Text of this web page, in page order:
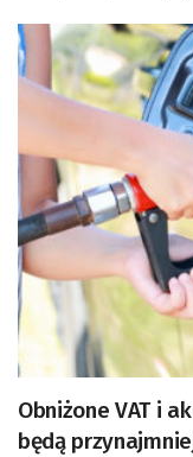
Obniżone VAT i
będą